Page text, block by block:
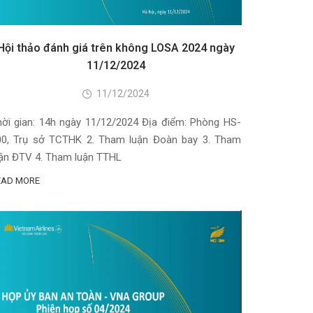
thảo đánh giá trên không LOSA 2024 ngày
11/12/2024
11/12/2024
gian: 14h ngày 11/12/2024 Địa điểm: Phòng HS-
Trụ sở TCTHK 2. Tham luận Đoàn bay 3. Tham
ĐTV 4. Tham luận TTHL
MORE